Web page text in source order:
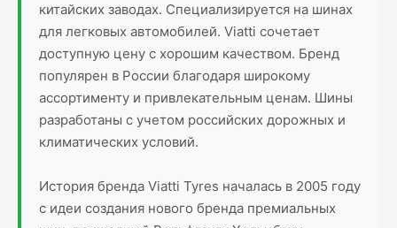
китайских заводах. Специализируется на шинах
для легковых автомобилей. Viatti сочетает
доступную цену с хорошим качеством. Бренд
популярен в России благодаря широкому
ассортименту и привлекательным ценам. Шины
разработаны с учетом российских дорожных и
климатических условий.
История бренда Viatti Tyres началась в 2005 году
с идеи создания нового бренда премиальных